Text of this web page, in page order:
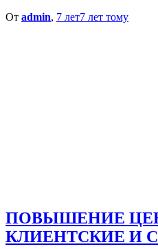
От admin, 7 лет7 лет тому
ПОВЫШЕНИЕ
КЛИЕНТСКИЕ И